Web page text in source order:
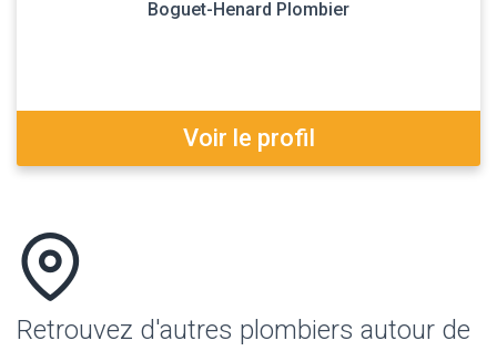
Boguet-Henard Plombier
Voir le profil
Retrouvez d'autres plombiers autour de